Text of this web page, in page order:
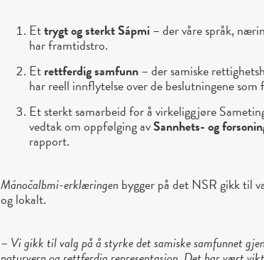
Ettrygt og sterkt Sápmi– der våre språk,
har framtidstro.
Etrettferdig samfunn– der samiske
har reell innflytelse over de beslutningene som
Et sterkt samarbeid for å virkeliggjøre
vedtak om oppfølging avSannhets- og
rapport.
Mánočalbmi-erklæringen bygger på det NSR gikk til
og lokalt.
– Vi gikk til valg på å styrke det samiske samfunnet